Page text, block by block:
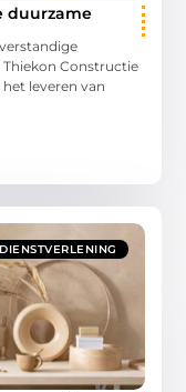
duurzame
Constructie
leveren van
DIENSTVERLENING